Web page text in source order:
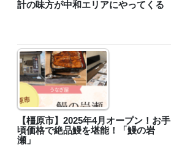
計の味方が中和エリアにやってくる
【橿原市】2025年4月オープン！お手
頃価格で絶品鰻を堪能！「鰻の岩
瀬」